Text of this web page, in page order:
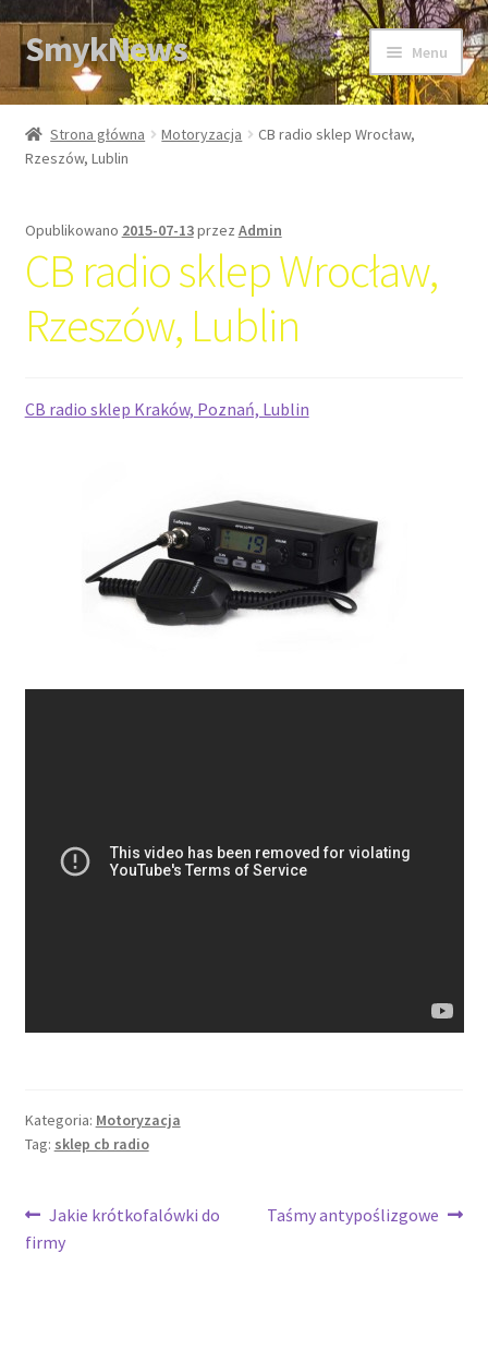
Przejdź
do
nawigacji
Przejdź
do
treści
SmykNews Menu
Strona główna
Strona główna Motoryzacja
CB radio sklep Wrocław,
Rzeszów, Lublin
Opublikowano 2015-07-13przez Admin
CB radio sklep Wrocław,
Rzeszów, Lublin
CB radio sklep Kraków, Poznań, Lublin
Kategoria: Motoryzacja
Tag: sklep cb radio
Nawigacja
wpisu
Poprzedni
wpis:
Jakie krótkofalówki do
firmy
Następny
Taśmy antypoślizgowe